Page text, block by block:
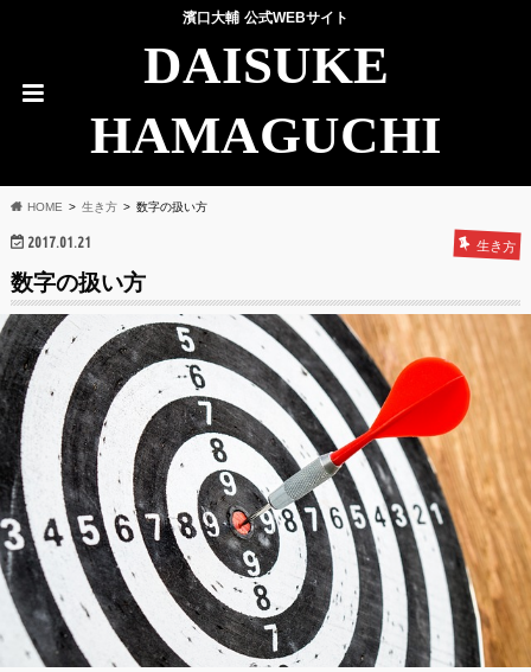
濱口大輔 公式WEBサイト
DAISUKE
HAMAGUCHI
HOME 生き方 数字の扱い方
2017.01.21 生き方
数字の扱い方